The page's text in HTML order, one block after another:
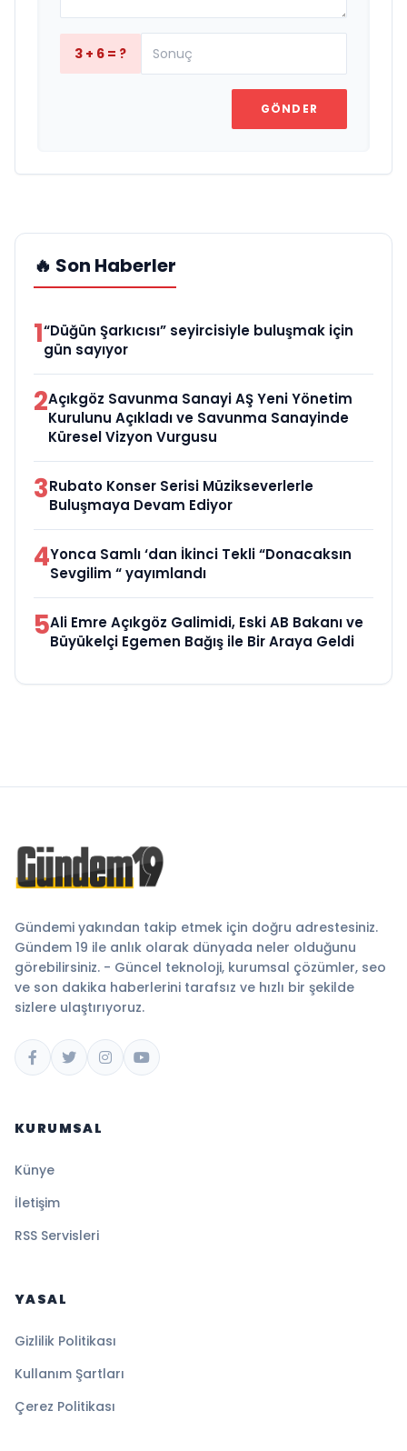
3 + 6 = ?
GÖNDER
🔥 Son Haberler
1“Düğün Şarkıcısı” seyircisiyle buluşmak için
gün sayıyor
2Açıkgöz Savunma Sanayi AŞ Yeni Yönetim
Kurulunu Açıkladı ve Savunma Sanayinde
Küresel Vizyon Vurgusu
3Rubato Konser Serisi Müzikseverlerle
Buluşmaya Devam Ediyor
4Yonca Samlı ‘dan İkinci Tekli “Donacaksın
Sevgilim “ yayımlandı
5Ali Emre Açıkgöz Galimidi, Eski AB Bakanı ve
Büyükelçi Egemen Bağış ile Bir Araya Geldi
Gündemi yakından takip etmek için doğru adrestesiniz.
Gündem 19 ile anlık olarak dünyada neler olduğunu
görebilirsiniz. - Güncel teknoloji, kurumsal çözümler, seo
ve son dakika haberlerini tarafsız ve hızlı bir şekilde
sizlere ulaştırıyoruz.
KURUMSAL
Künye
İletişim
RSS Servisleri
YASAL
Gizlilik Politikası
Kullanım Şartları
Çerez Politikası